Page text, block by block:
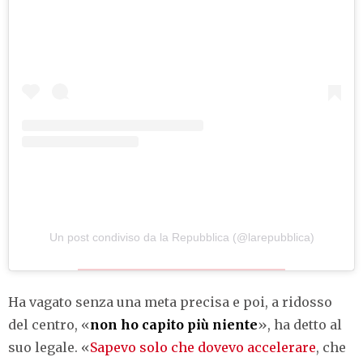
Un post condiviso da la Repubblica (@larepubblica)
Ha vagato senza una meta precisa e poi, a ridosso
del centro, «non ho capito più niente», ha detto al
suo legale. «Sapevo solo che dovevo accelerare, che